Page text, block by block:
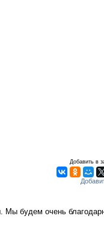
Добавить в
Мы будем очень